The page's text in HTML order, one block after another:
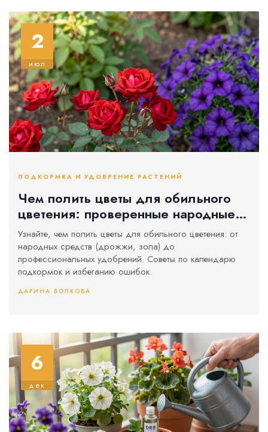
2
июл
ПОДКОРМКА И УДОБРЕНИЕ РАСТЕНИЙ
Чем полить цветы для обильного
цветения: проверенные народные
средства и удобрения
Узнайте, чем полить цветы для обильного цветения: от
народных средств (дрожжи, зола) до
профессиональных удобрений. Советы по календарю
подкормок и избеганию ошибок.
ДАРИНА ВОЛКОВА
6
дек